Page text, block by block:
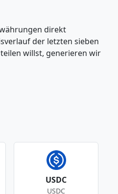
direkt
der letzten sieben
willst, generieren wir
USDC
USDC